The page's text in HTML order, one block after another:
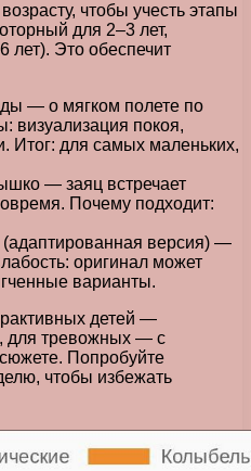
чтобы учесть этапы
для 2–3 лет,
лет). Это обеспечит
— о мягком полете по
визуализация покоя,
Итог: для самых маленьких,
— заяц встречает
Почему подходит:
версия) —
оригинал может
варианты.
детей —
для тревожных — с
Попробуйте
чтобы избежать